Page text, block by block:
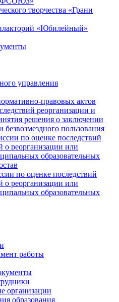
творчества «Грани
«Юбилейный»
управления
правовых актов
реорганизации и
решения о заключении
пользования
по оценке последствий
о реорганизации или
образовательных
по оценке последствий
о реорганизации или
образовательных
работы
организации
образования